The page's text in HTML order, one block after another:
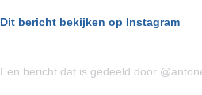
Dit bericht bekijken op Instagram
Een bericht dat is gedeeld door